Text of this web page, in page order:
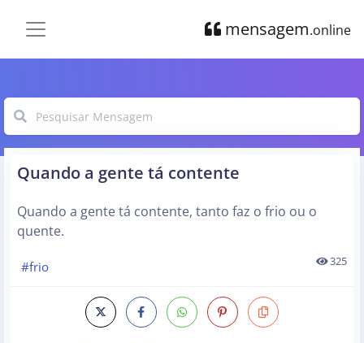
mensagem.online
Quando a gente tá contente
Quando a gente tá contente, tanto faz o frio ou o
quente.
#frio 325